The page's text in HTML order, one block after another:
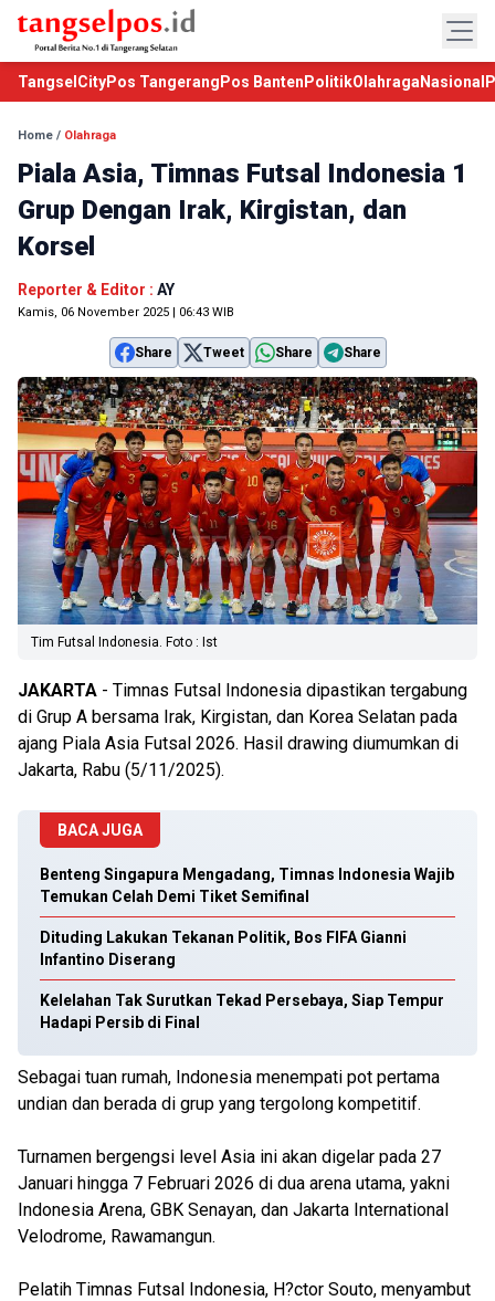
TangselCityPos Tangerang Pos Banten PolitikOlahraga Nasional
Home / Olahraga
Piala Asia, Timnas Futsal Indonesia 1
Grup Dengan Irak, Kirgistan, dan
Korsel
Reporter & Editor : AY
Kamis, 06 November 2025 | 06:43 WIB
Share Tweet Share Share
Tim Futsal Indonesia. Foto : Ist
JAKARTA - Timnas Futsal Indonesia dipastikan tergabung
di Grup A bersama Irak, Kirgistan, dan Korea Selatan pada
ajang Piala Asia Futsal 2026. Hasil drawing diumumkan di
Jakarta, Rabu (5/11/2025).
BACA JUGA
Benteng Singapura Mengadang, Timnas Indonesia Wajib
Temukan Celah Demi Tiket Semifinal
Dituding Lakukan Tekanan Politik, Bos FIFA Gianni
Infantino Diserang
Kelelahan Tak Surutkan Tekad Persebaya, Siap Tempur
Hadapi Persib di Final
Sebagai tuan rumah, Indonesia menempati pot pertama
undian dan berada di grup yang tergolong kompetitif.
Turnamen bergengsi level Asia ini akan digelar pada 27
Januari hingga 7 Februari 2026 di dua arena utama, yakni
Indonesia Arena, GBK Senayan, dan Jakarta International
Velodrome, Rawamangun.
Pelatih Timnas Futsal Indonesia, H?ctor Souto, menyambut